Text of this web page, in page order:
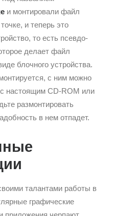
и монтировали файл
и теперь это
то есть псевдо-
делает файл
блочного устройства.
с ним можно
с настоящим CD-ROM или
размонтировать
в нем отпадет.
талантами работы в
графические